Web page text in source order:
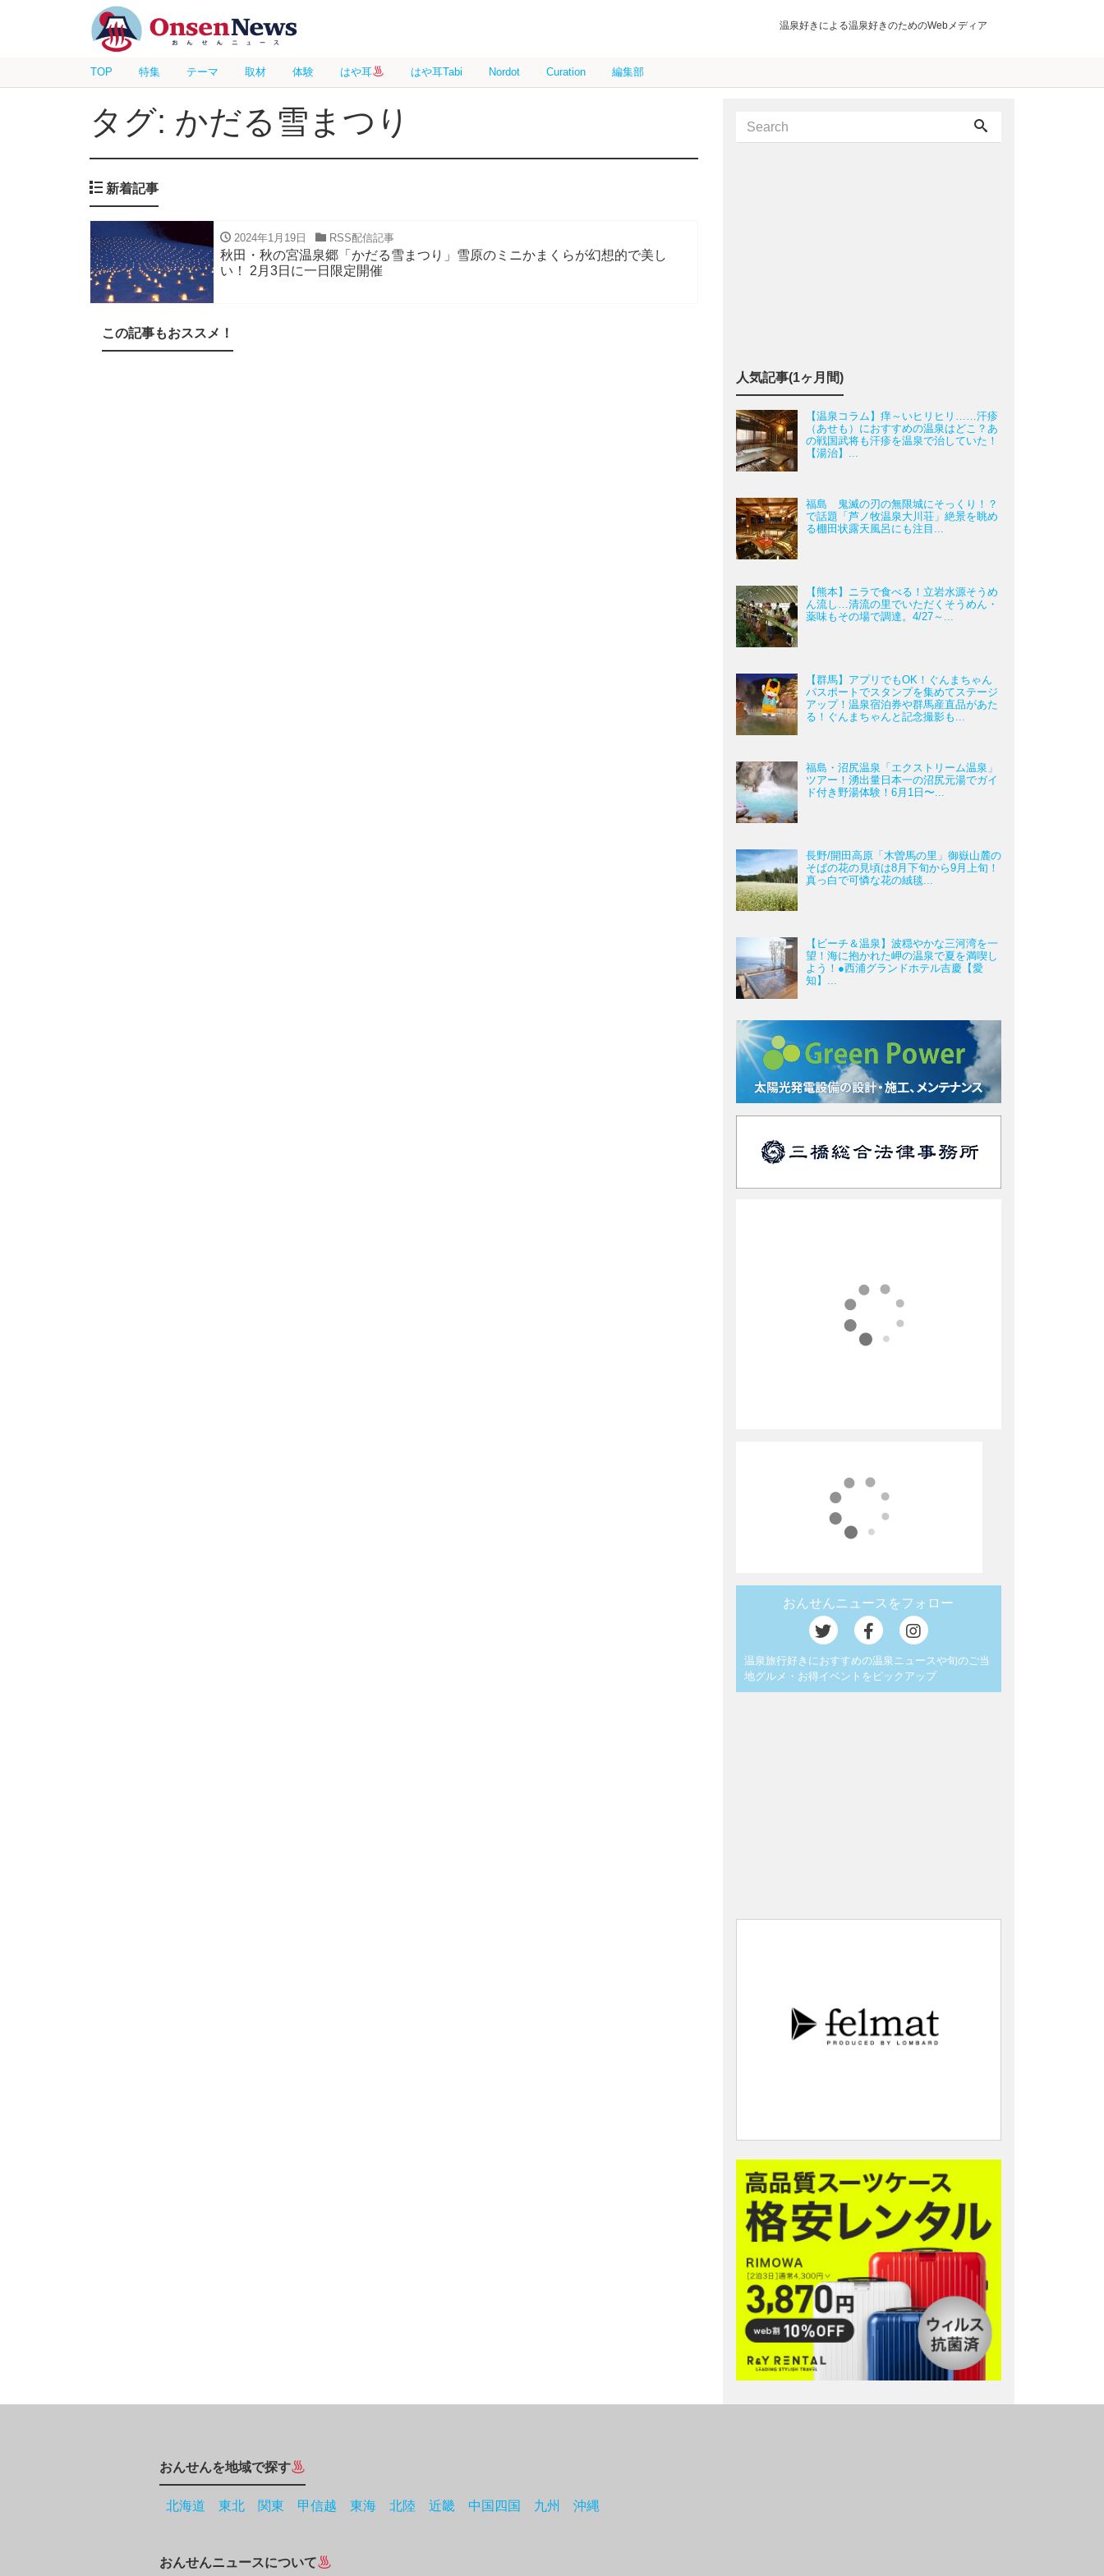
温泉好きによる温泉好きのためのWebメディア
TOP 特集 テーマ 取材 体験 はや耳 はや耳Tabi Nordot Curation 編集部
タグ: かだる雪まつり
新着記事
2024年1月19日 RSS配信記事
秋田・秋の宮温泉郷「かだる雪まつり」雪原のミニかまくらが幻想的で美し
い！ 2月3日に一日限定開催
この記事もおススメ！
人気記事(1ヶ月間)
【温泉コラム】痒～いヒリヒリ……汗疹
（あせも）におすすめの温泉はどこ？あ
の戦国武将も汗疹を温泉で治していた！
【湯治】...
福島 鬼滅の刃の無限城にそっくり！？
で話題「芦ノ牧温泉大川荘」絶景を眺め
る棚田状露天風呂にも注目...
【熊本】ニラで食べる！立岩水源そうめ
ん流し…清流の里でいただくそうめん・
薬味もその場で調達。4/27～...
【群馬】アプリでもOK！ぐんまちゃん
パスポートでスタンプを集めてステージ
アップ！温泉宿泊券や群馬産直品があた
る！ぐんまちゃんと記念撮影も...
福島・沼尻温泉「エクストリーム温泉」
ツアー！湧出量日本一の沼尻元湯でガイ
ド付き野湯体験！6月1日〜...
長野/開田高原「木曽馬の里」御嶽山麓の
そばの花の見頃は8月下旬から9月上旬！
真っ白で可憐な花の絨毯...
【ビーチ＆温泉】波穏やかな三河湾を一
望！海に抱かれた岬の温泉で夏を満喫し
よう！●西浦グランドホテル吉慶【愛
知】...
おんせんニュースをフォロー
温泉旅行好きにおすすめの温泉ニュースや旬のご当
地グルメ・お得イベントをピックアップ
おんせんを地域で探す
北海道 東北 関東 甲信越 東海 北陸 近畿 中国四国 九州 沖縄
おんせんニュースについて